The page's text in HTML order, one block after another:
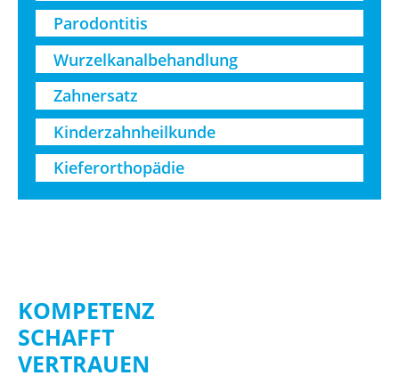
Parodontitis
Wurzelkanal­behandlung
Zahnersatz
Kinderzahnheil­kunde
Kieferorthopädie
KOMPETENZ
SCHAFFT
VERTRAUEN